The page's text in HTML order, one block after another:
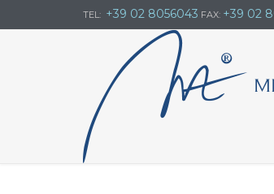
TEL: +39 02 8056043 FAX: +39 02